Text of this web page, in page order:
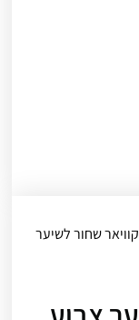
שחור לשיער